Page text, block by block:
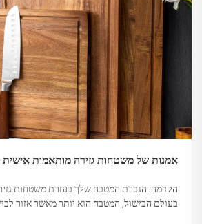
אמנות של משטחות גזירה מותאמות
הקדמה: הגברת המטבח שלך בעזרת משטחות
בעולם הבישול, המטבח הוא יותר מאשר אזור